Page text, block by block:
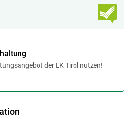
der LK Tirol nutzen!